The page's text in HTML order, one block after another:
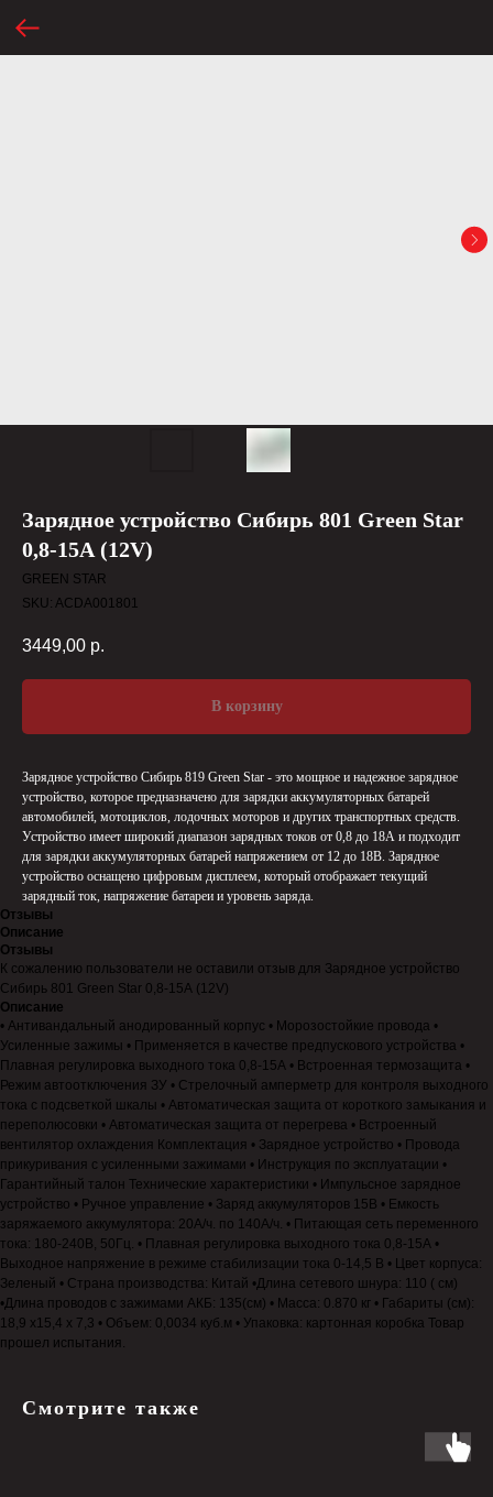
Зарядное устройство Сибирь 801 Green Star
0,8-15А (12V)
GREEN STAR
SKU: ACDA001801
3449,00 р.
В корзину
Зарядное устройство Сибирь 819 Green Star - это мощное и надежное зарядное
устройство, которое предназначено для зарядки аккумуляторных батарей
автомобилей, мотоциклов, лодочных моторов и других транспортных средств.
Устройство имеет широкий диапазон зарядных токов от 0,8 до 18А и подходит
для зарядки аккумуляторных батарей напряжением от 12 до 18В. Зарядное
устройство оснащено цифровым дисплеем, который отображает текущий
зарядный ток, напряжение батареи и уровень заряда.
Отзывы
Описание
Отзывы
К сожалению пользователи не оставили отзыв для Зарядное устройство
Сибирь 801 Green Star 0,8-15А (12V)
Описание
• Антивандальный анодированный корпус • Морозостойкие провода •
Усиленные зажимы • Применяется в качестве предпускового устройства •
Плавная регулировка выходного тока 0,8-15А • Встроенная термозащита •
Режим автоотключения ЗУ • Стрелочный амперметр для контроля выходного
тока с подсветкой шкалы • Автоматическая защита от короткого замыкания и
переполюсовки • Автоматическая защита от перегрева • Встроенный
вентилятор охлаждения Комплектация • Зарядное устройство • Провода
прикуривания с усиленными зажимами • Инструкция по эксплуатации •
Гарантийный талон Технические характеристики • Импульсное зарядное
устройство • Ручное управление • Заряд аккумуляторов 15B • Емкость
заряжаемого аккумулятора: 20А/ч. по 140А/ч. • Питающая сеть переменного
тока: 180-240В, 50Гц. • Плавная регулировка выходного тока 0,8-15А •
Выходное напряжение в режиме стабилизации тока 0-14,5 В • Цвет корпуса:
Зеленый • Страна производства: Китай •Длина сетевого шнура: 110 ( см)
•Длина проводов с зажимами АКБ: 135(см) • Масса: 0.870 кг • Габариты (см):
18,9 x15,4 x 7,3 • Объем: 0,0034 куб.м • Упаковка: картонная коробка Товар
прошел испытания.
Смотрите также